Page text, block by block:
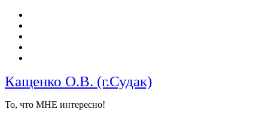
Перейти
содержимому
Кащенко О.В. (г.Судак)
То, что МНЕ интересно!